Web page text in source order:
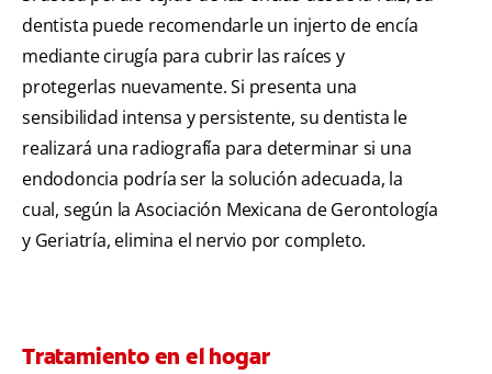
dentista puede recomendarle un injerto de encía
mediante cirugía para cubrir las raíces y
protegerlas nuevamente. Si presenta una
sensibilidad intensa y persistente, su dentista le
realizará una radiografía para determinar si una
endodoncia podría ser la solución adecuada, la
cual, según la Asociación Mexicana de Gerontología
y Geriatría, elimina el nervio por completo.
Tratamiento en el hogar